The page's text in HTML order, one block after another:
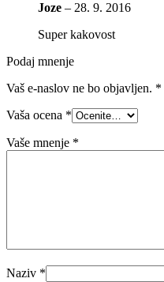
Joze – 28. 9. 2016
Super kakovost
Podaj mnenje
Vaš e-naslov ne bo objavljen. *
Vaša ocena *
Vaše mnenje *
Naziv *